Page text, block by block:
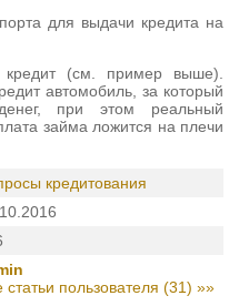
для выдачи кредита на
(см. пример выше).
автомобиль, за который
при этом реальный
займа ложится на плечи
кредитования
статьи пользователя (31) »»